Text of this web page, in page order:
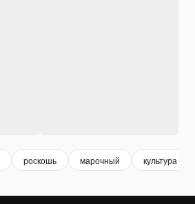
роскошь марочный культура